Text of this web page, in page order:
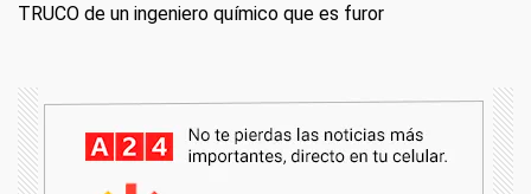
TRUCO de un ingeniero químico que es furor